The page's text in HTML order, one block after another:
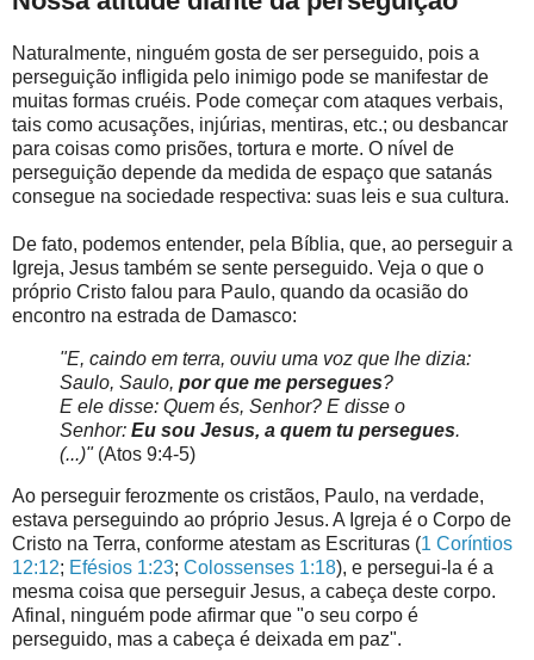
Naturalmente, ninguém gosta de ser perseguido, pois a
perseguição infligida pelo inimigo pode se manifestar de
muitas formas cruéis. Pode começar com ataques verbais,
tais como acusações, injúrias, mentiras, etc.; ou desbancar
para coisas como prisões, tortura e morte. O nível de
perseguição depende da medida de espaço que satanás
consegue na sociedade respectiva: suas leis e sua cultura.
De fato, podemos entender, pela Bíblia, que, ao perseguir a
Igreja, Jesus também se sente perseguido. Veja o que o
próprio Cristo falou para Paulo, quando da ocasião do
encontro na estrada de Damasco:
"E, caindo em terra, ouviu uma voz que lhe dizia:
Saulo, Saulo, por que me persegues?
E ele disse: Quem és, Senhor? E disse o
Senhor: Eu sou Jesus, a quem tu persegues.
(...)"(Atos 9:4-5)
Ao perseguir ferozmente os cristãos, Paulo, na verdade,
estava perseguindo ao próprio Jesus. A Igreja é o Corpo de
Cristo na Terra, conforme atestam as Escrituras (1 Coríntios
12:12; Efésios 1:23; Colossenses 1:18), e persegui-la é a
mesma coisa que perseguir Jesus, a cabeça deste corpo.
Afinal, ninguém pode afirmar que "o seu corpo é
perseguido, mas a cabeça é deixada em paz".